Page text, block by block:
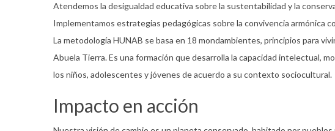
Atendemos la desigualdad educativa sobre la sustentabilidad y la
Implementamos estrategias pedagógicas sobre la convivencia armónica
La metodología HUNAB se basa en 18 mondambientes, principios para
Abuela Tierra. Es una formación que desarrolla la capacidad intelectual,
los niños, adolescentes y jóvenes de acuerdo a su contexto sociocultural.
Impacto en acción